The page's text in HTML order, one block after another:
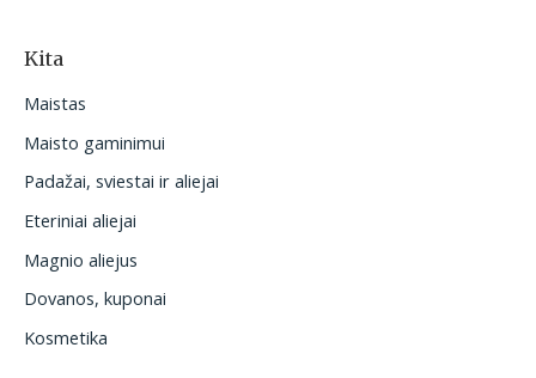
Kita
Maistas
Maisto gaminimui
Padažai, sviestai ir aliejai
Eteriniai aliejai
Magnio aliejus
Dovanos, kuponai
Kosmetika